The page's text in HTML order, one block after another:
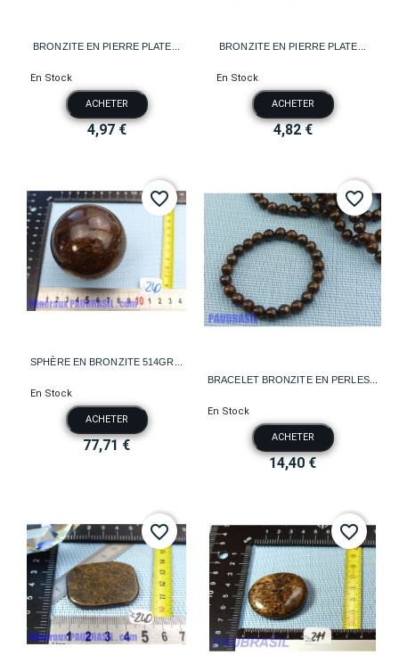
BRONZITE EN PIERRE PLATE...
En Stock
ACHETER
4,97 €
BRONZITE EN PIERRE PLATE...
En Stock
ACHETER
4,82 €
SPHÈRE EN BRONZITE 514GR...
En Stock
ACHETER
77,71 €
favorite_border
BRACELET BRONZITE EN PERLES...
En Stock
ACHETER
14,40 €
favorite_border
favorite_border favorite_border